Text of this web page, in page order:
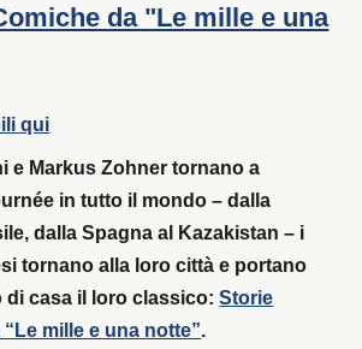
da "Le mille e una
qui
e Markus Zohner tornano a
in tutto il mondo – dalla
dalla Spagna al Kazakistan – i
tornano alla loro città e portano
di casa il loro classico:Storie
mille e una notte”.